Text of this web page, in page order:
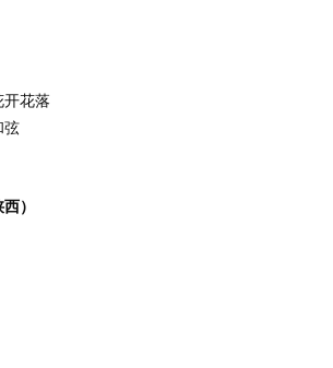
花落
弦
）